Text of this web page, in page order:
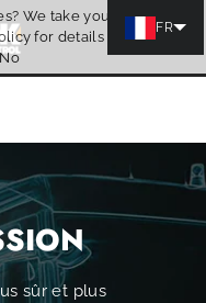
sûr et plus
We take your privacy very
for details and any
No
FR